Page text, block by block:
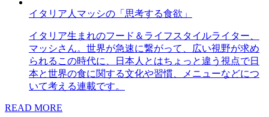
イタリア人マッシの「思考する食欲」
イタリア生まれのフード＆ライフスタイルライター、
マッシさん。世界が急速に繋がって、広い視野が求め
られるこの時代に、日本人とはちょっと違う視点で日
本と世界の食に関する文化や習慣、メニューなどにつ
いて考える連載です。
READ MORE